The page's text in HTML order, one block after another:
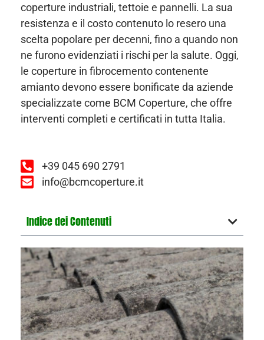
coperture industriali, tettoie e pannelli. La sua
resistenza e il costo contenuto lo resero una
scelta popolare per decenni, fino a quando non
ne furono evidenziati i rischi per la salute. Oggi,
le coperture in fibrocemento contenente
amianto devono essere bonificate da aziende
specializzate come BCM Coperture, che offre
interventi completi e certificati in tutta Italia.
+39 045 690 2791
info@bcmcoperture.it
Indice dei Contenuti